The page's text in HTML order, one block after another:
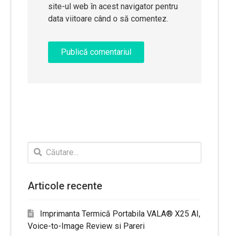
site-ul web în acest navigator pentru
data viitoare când o să comentez.
Caută
după:
Articole recente
Imprimanta Termică Portabila VALA® X25 AI,
Voice-to-Image Review si Pareri